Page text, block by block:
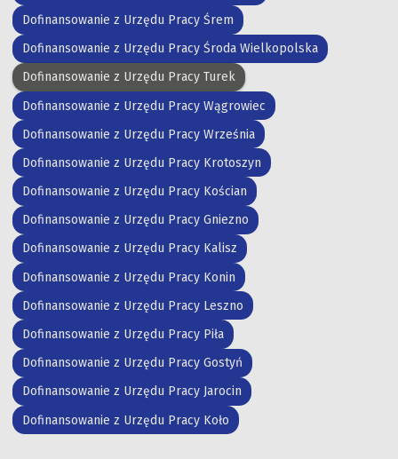
Dofinansowanie z Urzędu Pracy Śrem
Dofinansowanie z Urzędu Pracy Środa Wielkopolska
Dofinansowanie z Urzędu Pracy Turek
Dofinansowanie z Urzędu Pracy Wągrowiec
Dofinansowanie z Urzędu Pracy Września
Dofinansowanie z Urzędu Pracy Krotoszyn
Dofinansowanie z Urzędu Pracy Kościan
Dofinansowanie z Urzędu Pracy Gniezno
Dofinansowanie z Urzędu Pracy Kalisz
Dofinansowanie z Urzędu Pracy Konin
Dofinansowanie z Urzędu Pracy Leszno
Dofinansowanie z Urzędu Pracy Piła
Dofinansowanie z Urzędu Pracy Gostyń
Dofinansowanie z Urzędu Pracy Jarocin
Dofinansowanie z Urzędu Pracy Koło